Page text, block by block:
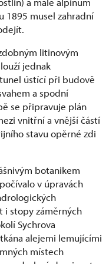
1895 musel zahradní
litinovým
jednak
ústící při budově
a spodní
se připravuje plán
vnitřní a vnější částí
stavu opěrné zdi
botanikem
v úpravách
i stopy záměrných
Sychrova
alejemi lemujícími
místech